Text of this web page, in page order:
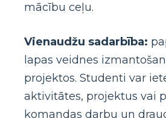
mācību ceļu.
Vienaudžu sadarbība:
lapas veidnes
projektos. Studenti var
aktivitātes, projektus vai
komandas darbu un